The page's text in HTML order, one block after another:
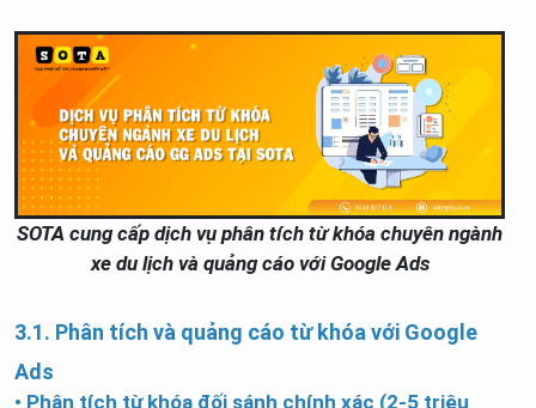
SOTA cung cấp dịch vụ phân tích từ khóa chuyên ngành
xe du lịch và quảng cáo với Google Ads
3.1. Phân tích và quảng cáo từ khóa với Google
Ads
• Phân tích từ khóa đối sánh chính xác (2-5 triệu